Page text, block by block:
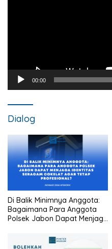
00:00
Dialog
Di Balik Minimnya Anggota:
Bagaimana Para Anggota
Polsek Jabon Dapat Menjaga
Agar Tetap Profesional?